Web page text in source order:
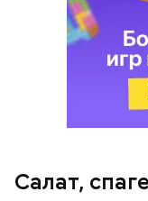
Салат,
кабачок;
петрушка;
чеснок;
оливковое
Однако диетолог
Вовсю идет и
узнала у врача —